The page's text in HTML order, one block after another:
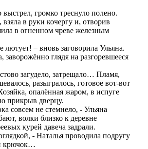
громко треснуло полено.
взяла в руки кочергу и, отворив
в огненном чреве железным
– вновь заговорила Ульяна.
заворожённо глядя на разгоревшееся
загудело, затрещало… Пламя,
разыгралось, готовое вот-вот
опалённая жаром, в испуге
прикрыв дверцу.
совсем не стемнело, - Ульяна
волки близко к деревне
курей давеча задрали.
- Наталья проводила подругу
крючок…